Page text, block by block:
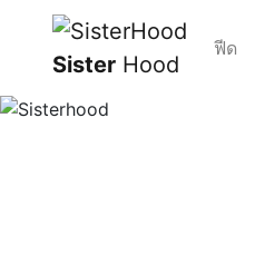
Sister Hood
ฟีด